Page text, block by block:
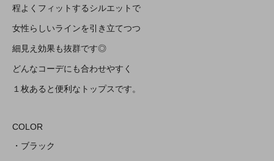
程よくフィットするシルエットで
女性らしいラインを引き立てつつ
細見え効果も抜群です◎
どんなコーデにも合わせやすく
１枚あると便利なトップスです。
COLOR
・ブラック